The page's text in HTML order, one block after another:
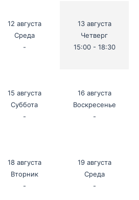
12 августа
Среда
-
13 августа
Четверг
15:00 - 18:30
15 августа
Суббота
-
16 августа
Воскресенье
-
18 августа
Вторник
-
19 августа
Среда
-